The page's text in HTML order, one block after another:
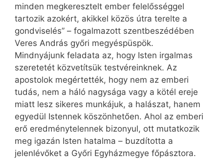
minden megkeresztelt ember felelősséggel
tartozik azokért, akikkel közös útra terelte a
gondviselés” – fogalmazott szentbeszédében
Veres András győri megyéspüspök.
Mindnyájunk feladata az, hogy Isten irgalmas
szeretetét közvetítsük testvéreinknek. Az
apostolok megértették, hogy nem az emberi
tudás, nem a háló nagysága vagy a kötél ereje
miatt lesz sikeres munkájuk, a halászat, hanem
egyedül Istennek köszönhetően. Ahol az emberi
erő eredménytelennek bizonyul, ott mutatkozik
meg igazán Isten hatalma – buzdította a
jelenlévőket a Győri Egyházmegye főpásztora.